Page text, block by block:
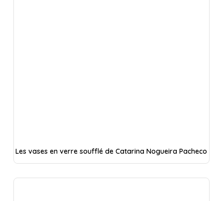
Les vases en verre soufflé de Catarina Nogueira Pacheco